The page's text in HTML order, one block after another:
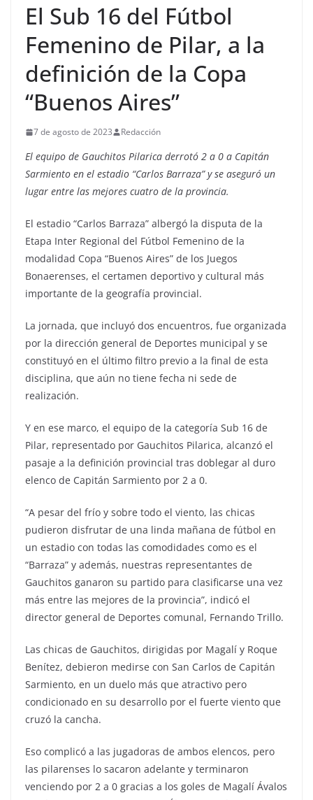
El Sub 16 del Fútbol
Femenino de Pilar, a la
definición de la Copa
“Buenos Aires”
7 de agosto de 2023 Redacción
El equipo de Gauchitos Pilarica derrotó 2 a 0 a Capitán
Sarmiento en el estadio “Carlos Barraza” y se aseguró un
lugar entre las mejores cuatro de la provincia.
El estadio “Carlos Barraza” albergó la disputa de la
Etapa Inter Regional del Fútbol Femenino de la
modalidad Copa “Buenos Aires” de los Juegos
Bonaerenses, el certamen deportivo y cultural más
importante de la geografía provincial.
La jornada, que incluyó dos encuentros, fue organizada
por la dirección general de Deportes municipal y se
constituyó en el último filtro previo a la final de esta
disciplina, que aún no tiene fecha ni sede de
realización.
Y en ese marco, el equipo de la categoría Sub 16 de
Pilar, representado por Gauchitos Pilarica, alcanzó el
pasaje a la definición provincial tras doblegar al duro
elenco de Capitán Sarmiento por 2 a 0.
“A pesar del frío y sobre todo el viento, las chicas
pudieron disfrutar de una linda mañana de fútbol en
un estadio con todas las comodidades como es el
“Barraza” y además, nuestras representantes de
Gauchitos ganaron su partido para clasificarse una vez
más entre las mejores de la provincia”, indicó el
director general de Deportes comunal, Fernando Trillo.
Las chicas de Gauchitos, dirigidas por Magalí y Roque
Benítez, debieron medirse con San Carlos de Capitán
Sarmiento, en un duelo más que atractivo pero
condicionado en su desarrollo por el fuerte viento que
cruzó la cancha.
Eso complicó a las jugadoras de ambos elencos, pero
las pilarenses lo sacaron adelante y terminaron
venciendo por 2 a 0 gracias a los goles de Magalí Ávalos